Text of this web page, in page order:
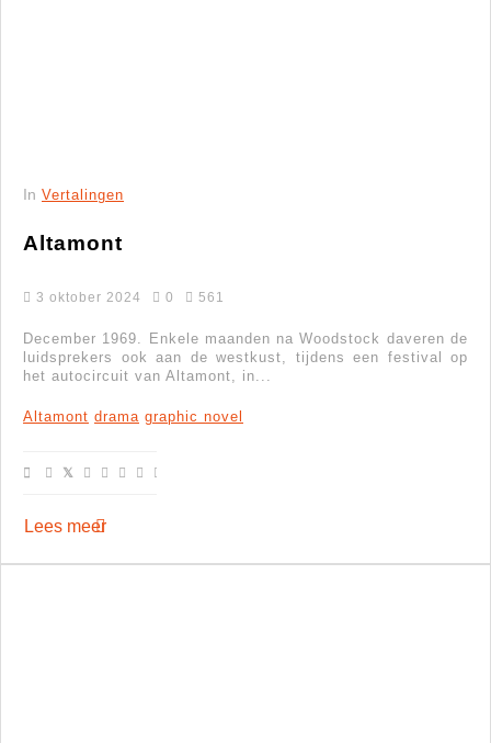
In Vertalingen
Altamont
3 oktober 2024 0 561
December 1969. Enkele maanden na Woodstock daveren de
luidsprekers ook aan de westkust, tijdens een festival op
het autocircuit van Altamont, in...
Altamont drama graphic novel
Lees meer